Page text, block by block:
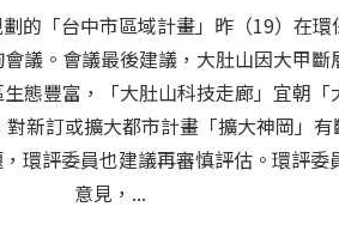
的「台中市區域計畫」昨（19）在環
議。會議最後建議，大肚山因大甲斷
態豐富，「大肚山科技走廊」宜朝「
新訂或擴大都市計畫「擴大神岡」有
，環評委員也建議再審慎評估。環評委
意見，...